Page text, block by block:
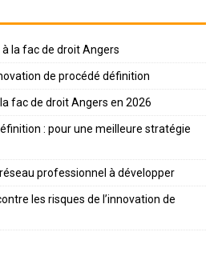
à la fac de droit Angers
de procédé définition
fac de droit Angers en 2026
: pour une meilleure stratégie
professionnel à développer
les risques de l’innovation de